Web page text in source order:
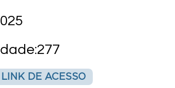
LINK DE ACESSO